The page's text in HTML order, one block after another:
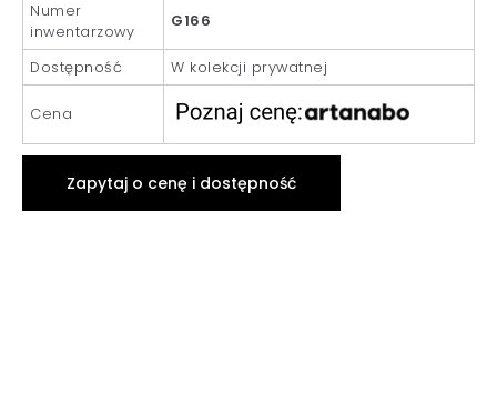
Numer
inwentarzowy
G166
Dostępność W kolekcji prywatnej
Cena
Zapytaj o cenę i dostępność